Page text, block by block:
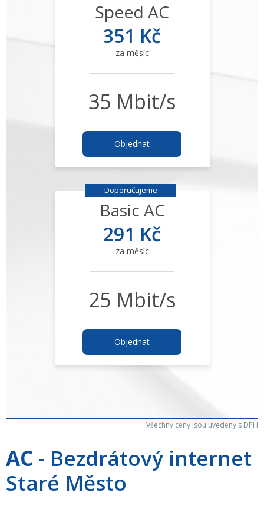
Speed AC
351 Kč
za měsíc
35 Mbit/s
Objednat
Doporučujeme
Basic AC
291 Kč
za měsíc
25 Mbit/s
Objednat
Všechny ceny jsou uvedeny s DPH
AC - Bezdrátový internet
Staré Město